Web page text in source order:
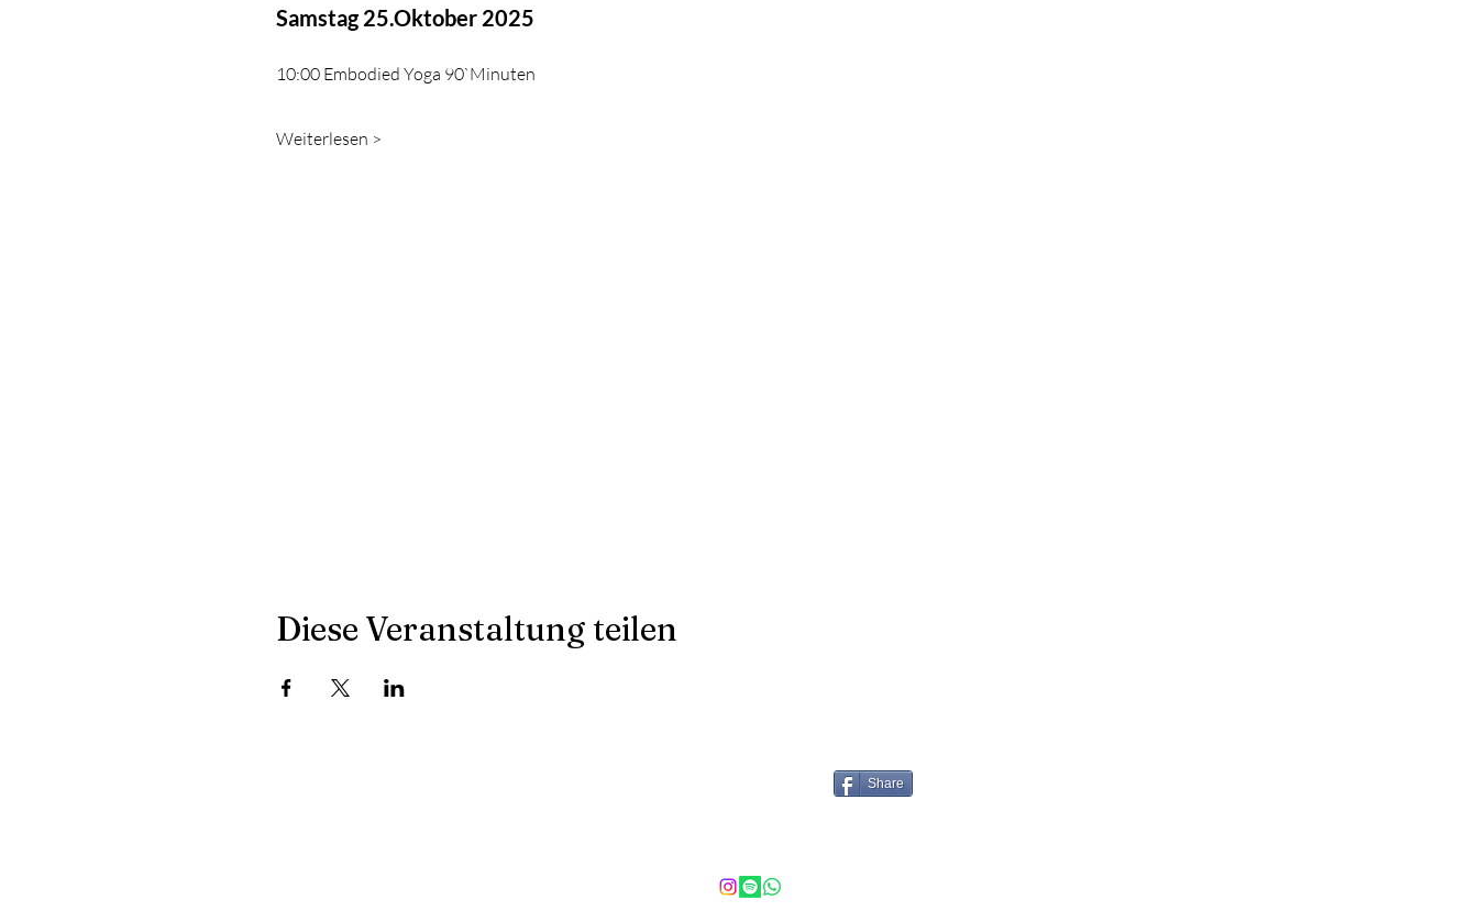
Samstag 25.Oktober 2025
10:00 Embodied Yoga 90`Minuten
Weiterlesen >
Diese Veranstaltung teilen
Share